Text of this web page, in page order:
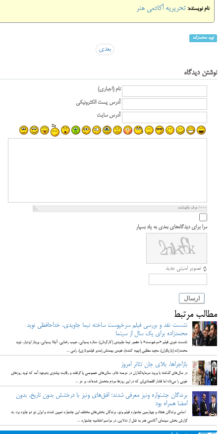
نام نویسنده: تحریریه آکادمی هنر
نوید محمدزاده
بعدی
نوشتن دیدگاه
نام (اجباری)
آدرس پست الکترونیکی
آدرس سایت
1000 حرف باقیمانده
مرا برای دیدگاه‌های بعدی به یاد بسپار
تصویر امنیتی جدید
ارسال
مطالب مرتبط
نشست نقد و بررسی فیلم سرخپوست ساخته نیما جاویدی، خداحافظی نوید
محمدزاده برای یک سال از سینما
نشست خبری فیلم «سرخپوست» با حضور نیما جاویدی (کارگردان)، ستاره پسیانی، حبیب رضایی، آتیلا پسیانی، پریناز ایزدیار، نوید
محمدزاده (بازیگران)، مجید مطلبی (تهیه کننده)، هومن بهمنش (مدیر فیلمبرداری)، رامی ...
بازاجراها، بلای جان تئاتر امروز
در سال‌های گذشته با ورود سرمایه‌گذاران در عرصه تئاتر، سالن‌های خصوصی پا گرفتند و رقابت بیشتری به‌وجود آمد که نوید روزهای
خوبی را می‌داد؛ اما فشار اقتصادی‌ای که در این روزها مردم متحمل شده‌اند، بر عر ...
برندگان جشنواره ونیز معرفی شدند؛ افق‌های ونیز با درخشش بدون تاریخ، بدون
امضا همراه بود
اسامی برندگان هفتاد و چهارمین جشنواره فیلم ونیز، برندگان بخش‌های مختلف این جشنواره تعیین شدند و ایران نیز دو جایزه برد. به
گزارش بخش سینمای آکادمی هنر به نقل از ددلاین، در مراسم اختتامیه جشنواره ...